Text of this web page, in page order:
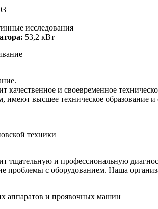
исследования
53,2 кВт
качественное и своевременное
имеют высшее техническое образование
тщательную и профессиональную
с оборудованием. Наша